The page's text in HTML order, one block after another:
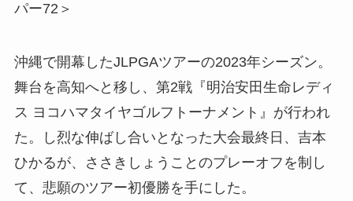
パー72＞
沖縄で開幕したJLPGAツアーの2023年シーズン。
舞台を高知へと移し、第2戦『明治安田生命レディ
ス ヨコハマタイヤゴルフトーナメント』が行われ
た。し烈な伸ばし合いとなった大会最終日、吉本
ひかるが、ささきしょうことのプレーオフを制し
て、悲願のツアー初優勝を手にした。